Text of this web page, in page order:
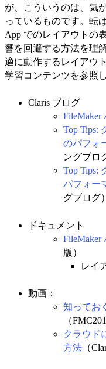
が、こういうのは、気
っているものです。転
App でのレイアウトの
響を回避する方法を理
適に動作するレイアウ
学習コンテンツを参照
Claris ブログ
FileMaker
Top Tips:
のパフォ
ングブロ
Top Tips:
パフォー
グブログ）
ドキュメント
FileMaker
版）
レイ
動画：
知ってお
（
クラウド
方法 （